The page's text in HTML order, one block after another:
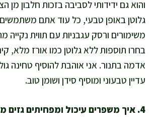
והוא גם ידידותי לסביבה בזכות חלבון מן
גלוטן באופן טבעי, כל עוד אתם משתמשים
משימורים ורסק עגבניות עם תווית נקייה
בחרו תוספות ללא גלוטן כמו אורז מלא,
אדמה בתנור. אני אוהבת להוסיף טחינה
עדיין טבעוני ומוסיף סידן ושומן טוב.
4. איך משפרים עיכול ומפחיתים גזים מחומוס?